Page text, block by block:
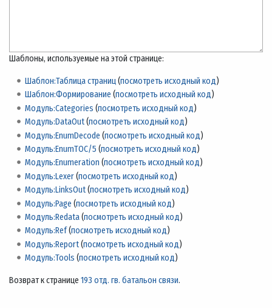
Шаблоны, используемые на этой странице:
Шаблон:Таблица страниц(посмотреть исходный код)
Шаблон:Формирование (посмотреть исходный код)
Модуль:Categories (посмотреть исходный код)
Модуль:DataOut(посмотреть исходный код)
Модуль:EnumDecode (посмотреть исходный код)
Модуль:EnumTOC/5 (посмотреть исходный код)
Модуль:Enumeration (посмотреть исходный код)
Модуль:Lexer(посмотреть исходный код)
Модуль:LinksOut(посмотреть исходный код)
Модуль:Page (посмотреть исходный код)
Модуль:Redata(посмотреть исходный код)
Модуль:Ref(посмотреть исходный код)
Модуль:Report(посмотреть исходный код)
Модуль:Tools (посмотреть исходный код)
Возврат к странице 193 отд. гв. батальон связи.